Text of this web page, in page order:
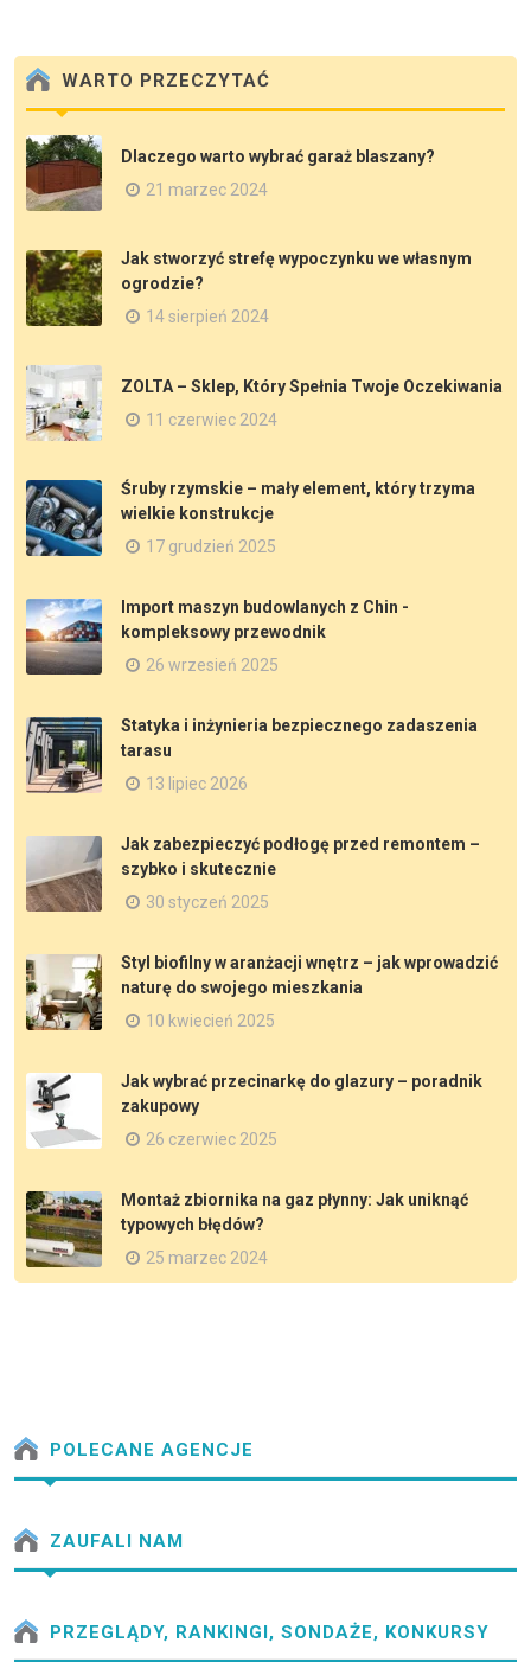
WARTO PRZECZYTAĆ
Dlaczego warto wybrać garaż blaszany?
21 marzec 2024
Jak stworzyć strefę wypoczynku we własnym
ogrodzie?
14 sierpień 2024
ZOLTA – Sklep, Który Spełnia Twoje Oczekiwania
11 czerwiec 2024
Śruby rzymskie – mały element, który trzyma
wielkie konstrukcje
17 grudzień 2025
Import maszyn budowlanych z Chin -
kompleksowy przewodnik
26 wrzesień 2025
Statyka i inżynieria bezpiecznego zadaszenia
tarasu
13 lipiec 2026
Jak zabezpieczyć podłogę przed remontem –
szybko i skutecznie
30 styczeń 2025
Styl biofilny w aranżacji wnętrz – jak wprowadzić
naturę do swojego mieszkania
10 kwiecień 2025
Jak wybrać przecinarkę do glazury – poradnik
zakupowy
26 czerwiec 2025
Montaż zbiornika na gaz płynny: Jak uniknąć
typowych błędów?
25 marzec 2024
POLECANE AGENCJE
ZAUFALI NAM
PRZEGLĄDY, RANKINGI, SONDAŻE, KONKURSY